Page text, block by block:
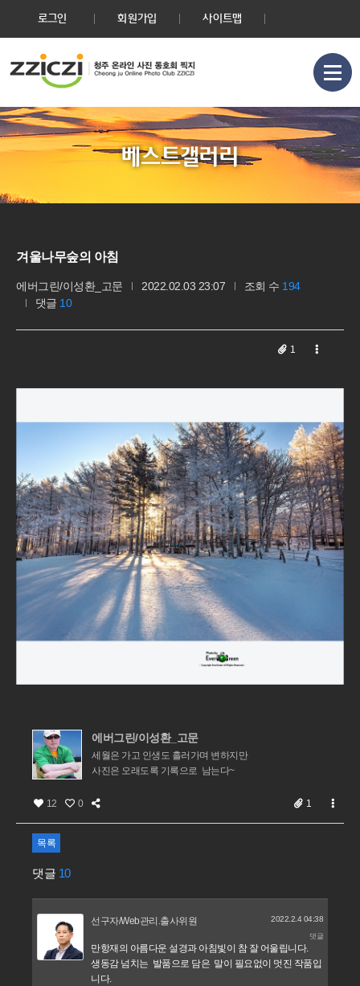
로그인 회원가입 사이트맵
베스트갤러리
겨울나무숲의 아침
에버그린/이성환_고문 2022.02.03 23:07 조회 수 194
댓글 10
1
에버그린/이성환_고문
세월은 가고 인생도 흘러가며 변하지만
사진은 오래도록 기록으로 남는다~
12 0 1
목록
댓글 10
선구자/Web관리.출사위원 2022.2.4 04:38
댓글
만항재의 아름다운 설경과 아침빛이 참 잘 어울립니다.
생동감 넘치는 발품으로 담은 말이 필요없이 멋진 작품입
니다.